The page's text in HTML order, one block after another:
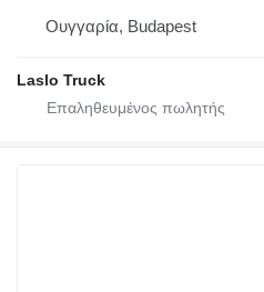
Ουγγαρία, Budapest
Laslo Truck